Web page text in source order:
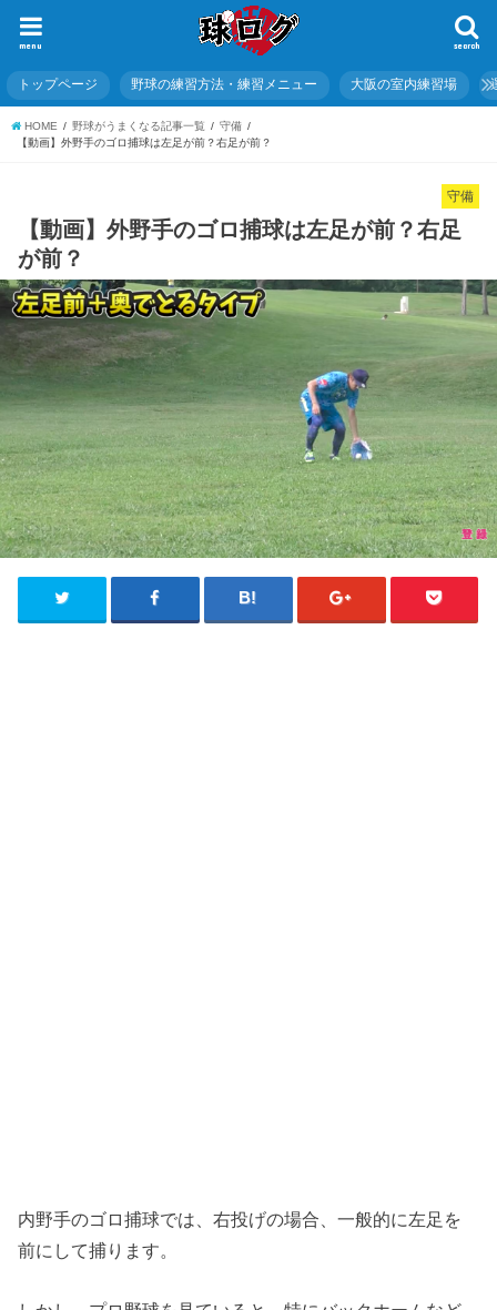
search
menu
トップページ 野球の練習方法・練習メニュー 大阪の室内練習場
HOME 野球がうまくなる記事一覧
守備
【動画】外野手のゴロ捕球は左足が前？右足が前？
守備
【動画】外野手のゴロ捕球は左足が前？右足
が前？
内野手のゴロ捕球では、右投げの場合、一般的に左足を
前にして捕ります。